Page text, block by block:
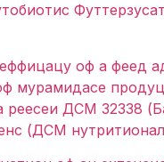
оф а феед
мурамидасе
реесеи ДСМ 32338
(ДСМ